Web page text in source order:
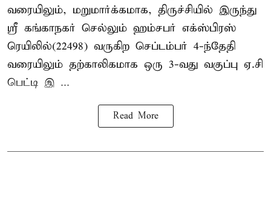
வரையிலும், மறுமார்க்கமாக, திருச்சியில் இருந்து
ஸ்ரீ கங்காநகர் செல்லும் ஹம்சபர் எக்ஸ்பிரஸ்
ரெயிலில்(22498) வருகிற செப்டம்பர் 4-ந்தேதி
வரையிலும் தற்காலிகமாக ஒரு 3-வது வகுப்பு ஏ.சி
பெட்டி இ ...
Read More